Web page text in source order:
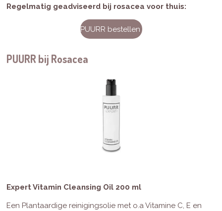
Regelmatig geadviseerd bij rosacea voor thuis:
PUURR bestellen
PUURR bij Rosacea
Expert Vitamin Cleansing Oil 200 ml
Een Plantaardige reinigingsolie met o.a Vitamine C, E en